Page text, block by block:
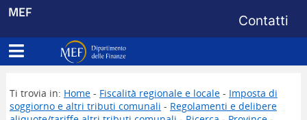
MEF Menu di
Contatti
Apri menu principale
Dipartimento delle Finanze
Ti trovia in: Home- Fiscalità regionale e locale- Imposta di
soggiorno e altri tributi comunali - Regolamenti e delibere